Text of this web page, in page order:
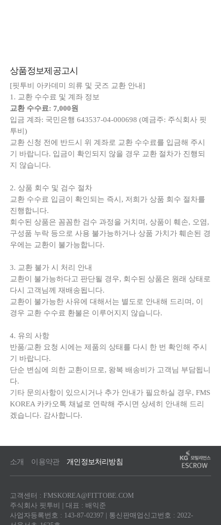
상품정보제공고시
[핏투비 아카데미 의류 및 굿즈 교환 안내]
1. 교환 수수료 및 계좌 정보
교환 수수료: 7,000원
입금 계좌: 국민은행 643537-04-000698 (예금주: 주식회사 핏
투비)
교환 신청 전에 반드시 위 계좌로 교환 수수료를 입금해 주시
기 바랍니다. 입금이 확인되지 않을 경우 교환 절차가 진행되
지 않습니다.
2. 상품 회수 및 검수 절차
교환 수수료 입금이 확인되는 즉시, 저희가 상품 회수 절차를
진행합니다.
회수된 상품은 꼼꼼한 검수 과정을 거치며, 상품이 훼손, 오염,
구성품 누락 등으로 사용 불가능하거나 상품 가치가 훼손된 경
우에는 교환이 불가능합니다.
3. 교환 불가 시 처리 안내
교환이 불가능하다고 판단될 경우, 회수된 상품은 원래 상태로
다시 고객님께 재배송됩니다.
교환이 불가능한 사유에 대해서는 별도로 안내해 드리며, 이
경우 교환 수수료 환불은 이루어지지 않습니다.
4. 유의 사항
반품/교환 요청 시에는 제품의 상태를 다시 한 번 확인해 주시
기 바랍니다.
단순 변심에 의한 교환이므로, 왕복 배송비가 고객님 부담됩니
다.
기타 문의사항이 있으시거나 추가 안내가 필요하실 경우, FMS
KOREA 카카오톡 채널로 연락해 주시면 상세히 안내해 드리
겠습니다. 감사합니다.
소개 이용약관 개인정보처리방침
고객센터 : FMSKOREA@FITTOBE.COM
주식회사 핏투비 | 대표 : 배익준
사업자등록번호 : 143-87-02397 | 통신판매업신고번호 : 2022-